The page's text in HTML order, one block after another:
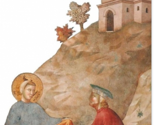
+
AUTORI VARI